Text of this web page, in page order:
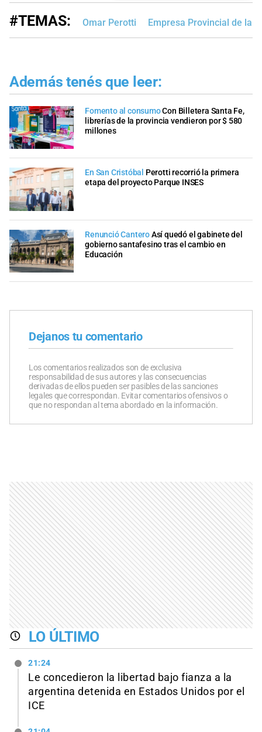
#TEMAS: Omar Perotti Empresa Provincial de la
Además tenés que leer:
Fomento al consumoCon Billetera Santa Fe,
librerías de la provincia vendieron por $ 580
millones
En San Cristóbal Perotti recorrió la primera
etapa del proyecto Parque INSES
Renunció CanteroAsí quedó el gabinete del
gobierno santafesino tras el cambio en
Educación
Dejanos tu comentario
Los comentarios realizados son de exclusiva
responsabilidad de sus autores y las consecuencias
derivadas de ellos pueden ser pasibles de las sanciones
legales que correspondan. Evitar comentarios ofensivos o
que no respondan al tema abordado en la información.
LO ÚLTIMO
21:24
Le concedieron la libertad bajo fianza a la
argentina detenida en Estados Unidos por el
ICE